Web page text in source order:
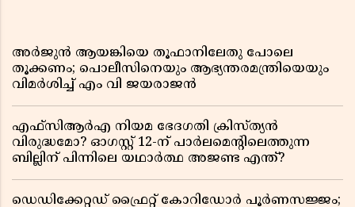
അർജുൻ ആയങ്കിയെ തൂഫാനിലേതു പോലെ
തൂക്കണം; പൊലീസിനെയും ആഭ്യന്തരമന്ത്രിയെയും
വിമർശിച്ച് എം വി ജയരാജൻ
എഫ്സിആർഎ നിയമ ഭേദഗതി ക്രിസ്ത്യൻ
വിരുദ്ധമോ? ഓഗസ്റ്റ് 12-ന് പാർലമെന്റിലെത്തുന്ന
ബില്ലിന് പിന്നിലെ യഥാർത്ഥ അജണ്ട എന്ത്?
ഡെഡിക്കേറ്റഡ് ഫ്രൈറ്റ് കോറിഡോർ പൂർണസജ്ജം;